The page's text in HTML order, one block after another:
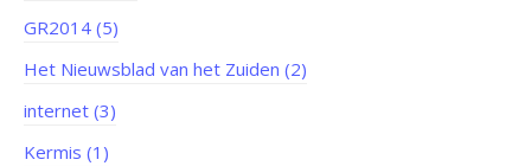
GR2014 (5)
Het Nieuwsblad van het Zuiden (2)
internet (3)
Kermis (1)